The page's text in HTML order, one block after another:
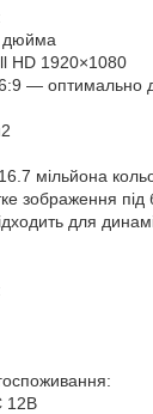
дюйма
HD 1920×1080
— оптимально
мільйона
зображення під
для
12В